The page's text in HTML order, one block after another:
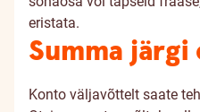
eristata.
Summa
Konto väljavõttelt saate